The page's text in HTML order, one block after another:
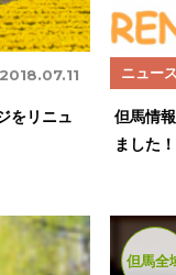
2018.07.11
をリニュ
ニュース
但馬情
ました！
但馬全